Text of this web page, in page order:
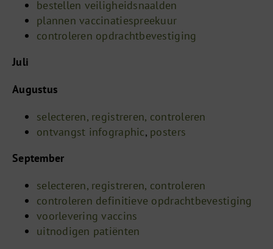
bestellen veiligheidsnaalden
plannen vaccinatiespreekuur
controleren opdrachtbevestiging
Juli
Augustus
selecteren, registreren, controleren
ontvangst infographic, posters
September
selecteren, registreren, controleren
controleren definitieve opdrachtbevestiging
voorlevering vaccins
uitnodigen patiënten